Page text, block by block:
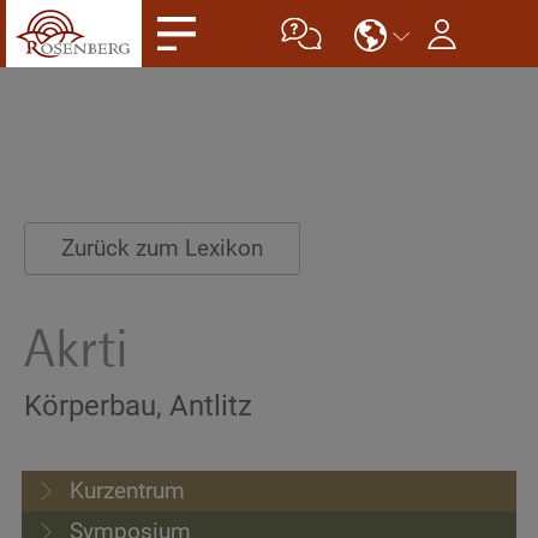
Zurück zum Lexikon
Akrti
Körperbau, Antlitz
Kurzentrum
Symposium